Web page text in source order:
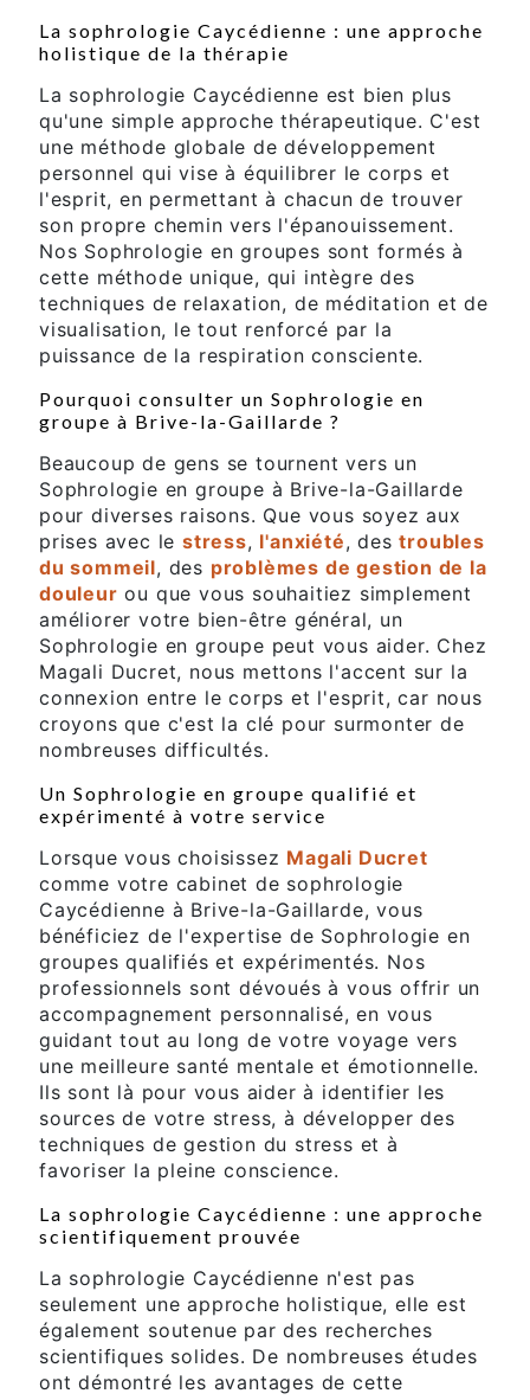
La sophrologie Caycédienne : une approche
holistique de la thérapie
La sophrologie Caycédienne est bien plus
qu'une simple approche thérapeutique. C'est
une méthode globale de développement
personnel qui vise à équilibrer le corps et
l'esprit, en permettant à chacun de trouver
son propre chemin vers l'épanouissement.
Nos Sophrologie en groupes sont formés à
cette méthode unique, qui intègre des
techniques de relaxation, de méditation et de
visualisation, le tout renforcé par la
puissance de la respiration consciente.
Pourquoi consulter un Sophrologie en
groupe à Brive-la-Gaillarde ?
Beaucoup de gens se tournent vers un
Sophrologie en groupe à Brive-la-Gaillarde
pour diverses raisons. Que vous soyez aux
prises avec lestress, l'anxiété, destroubles
du sommeil, des problèmes de gestion de la
douleur ou que vous souhaitiez simplement
améliorer votre bien-être général, un
Sophrologie en groupe peut vous aider. Chez
Magali Ducret, nous mettons l'accent sur la
connexion entre le corps et l'esprit, car nous
croyons que c'est la clé pour surmonter de
nombreuses difficultés.
Un Sophrologie en groupe qualifié et
expérimenté à votre service
Lorsque vous choisissez Magali Ducret
comme votre cabinet de sophrologie
Caycédienne à Brive-la-Gaillarde, vous
bénéficiez de l'expertise de Sophrologie en
groupes qualifiés et expérimentés. Nos
professionnels sont dévoués à vous offrir un
accompagnement personnalisé, en vous
guidant tout au long de votre voyage vers
une meilleure santé mentale et émotionnelle.
Ils sont là pour vous aider à identifier les
sources de votre stress, à développer des
techniques de gestion du stress et à
favoriser la pleine conscience.
La sophrologie Caycédienne : une approche
scientifiquement prouvée
La sophrologie Caycédienne n'est pas
seulement une approche holistique, elle est
également soutenue par des recherches
scientifiques solides. De nombreuses études
ont démontré les avantages de cette